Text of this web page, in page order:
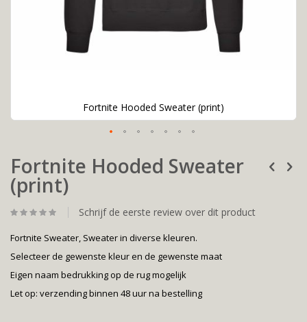
Fortnite Hooded Sweater (print)
naar
het
begin
van
de
afbeeldingen-
gallerij
Fortnite Hooded Sweater
(print)
Schrijf de eerste review over dit product
Fortnite Sweater, Sweater in diverse kleuren.
Selecteer de gewenste kleur en de gewenste maat
Eigen naam bedrukking op de rug mogelijk
Let op: verzending binnen 48 uur na bestelling